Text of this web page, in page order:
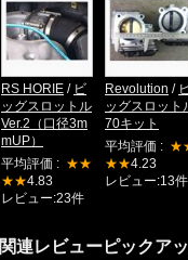
RS HORIE / ビ
ッグスロットル
Ver.2（口径3m
mUP）
平均評価 : ★★
★★4.83
レビュー:23件
Revolution /
ッグスロット
70キット
平均評価 :
★★4.23
レビュー:13件
関連レビューピックア